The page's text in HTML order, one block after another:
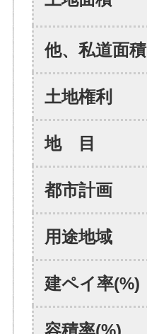
他、私道面積
土地権利
地 目
都市計画
用途地域
建ペイ率(%)
容積率(%)